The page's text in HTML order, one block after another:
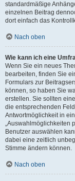
standardmäßige
einzelnen Beitrag
dort einfach das
Nach oben
Wie kann ich eine
Wenn Sie ein neues
bearbeiten, finden Sie
Formulars zur
können, so haben Sie
erstellen. Sie sollten
die entsprechenden
Antwortmöglichkeit in
„Auswahlmöglichkeiten
Benutzer auswählen
dabei eine zeitlich
Stimme ändern können.
Nach oben